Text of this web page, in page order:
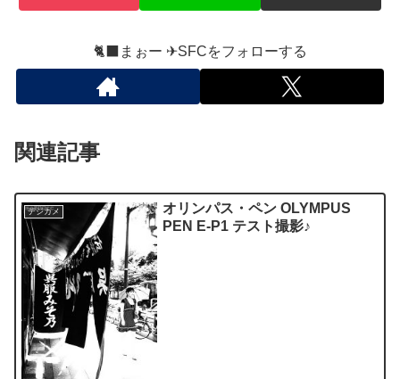
🐈‍⬛まぉー ✈︎SFCをフォローする
関連記事
デジカメ
オリンパス・ペン OLYMPUS
PEN E-P1 テスト撮影♪